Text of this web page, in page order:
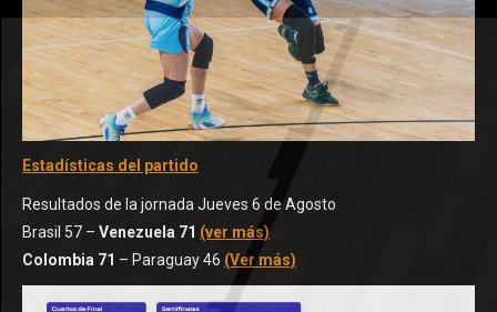
Estadísticas del partido
Resultados de la jornada Jueves 6 de Agosto
Brasil 57 – Venezuela 71 (ver más)
Colombia 71 – Paraguay 46 (Ver más)